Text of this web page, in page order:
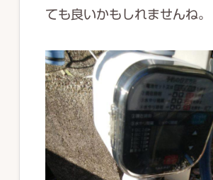
ても良いかもしれませんね。